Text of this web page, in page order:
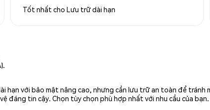
Tốt nhất cho Lưu trữ dài hạn
hạn với bảo mật nâng cao, nhưng cần lưu trữ an toàn để
đáng tin cậy. Chọn tùy chọn phù hợp nhất với nhu cầu của bạn.